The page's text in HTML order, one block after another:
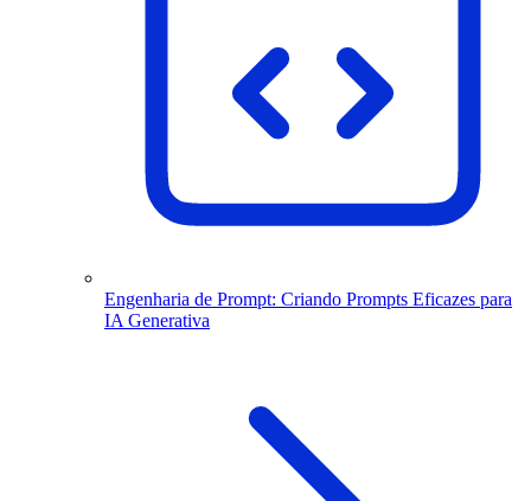
Engenharia de Prompt: Criando Prompts Eficazes para
IA Generativa